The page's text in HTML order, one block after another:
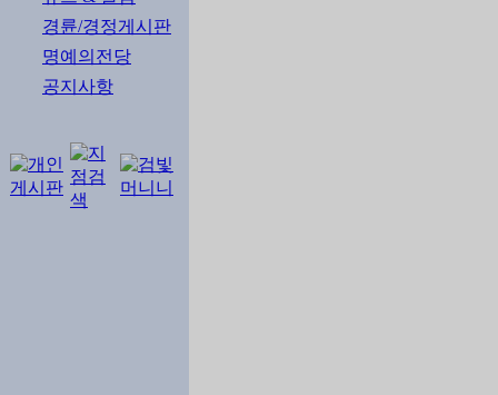
경륜/경정게시판
명예의전당
공지사항